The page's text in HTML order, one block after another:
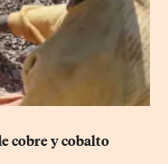
cobre y cobalto